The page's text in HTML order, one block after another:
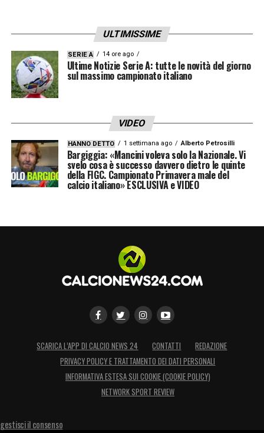
ULTIMISSIME
SERIE A 14 ore ago
Ultime Notizie Serie A: tutte le novità del giorno
sul massimo campionato italiano
VIDEO
HANNO DETTO 1 settimana ago Alberto Petrosilli
Bargiggia: «Mancini voleva solo la Nazionale. Vi
svelo cosa è successo davvero dietro le quinte
della FIGC. Campionato Primavera male del
calcio italiano» ESCLUSIVA e VIDEO
SCARICA L’APP DI CALCIO NEWS 24 CONTATTI
REDAZIONE
PRIVACY POLICY E TRATTAMENTO DEI DATI PERSONALI
INFORMATIVA ESTESA SUI COOKIE (COOKIE POLICY)
NETWORK SPORT REVIEW
gestisci il consenso